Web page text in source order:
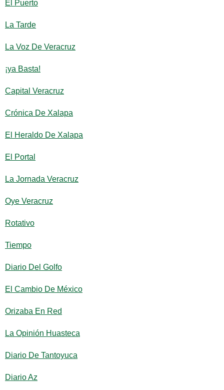
El Puerto
La Tarde
La Voz De Veracruz
¡ya Basta!
Capital Veracruz
Crónica De Xalapa
El Heraldo De Xalapa
El Portal
La Jornada Veracruz
Oye Veracruz
Rotativo
Tiempo
Diario Del Golfo
El Cambio De México
Orizaba En Red
La Opinión Huasteca
Diario De Tantoyuca
Diario Az